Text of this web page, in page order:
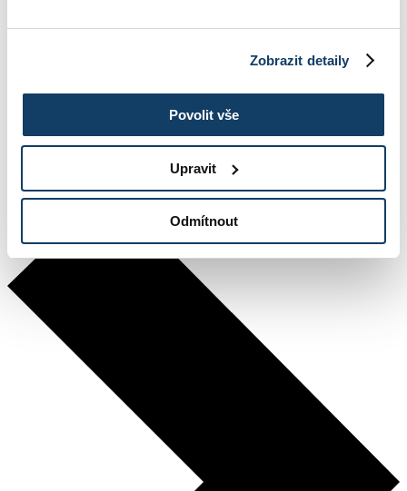
Zobrazit detaily
Povolit vše
Upravit
Odmítnout
Bonusová karta
Novinky
Blog